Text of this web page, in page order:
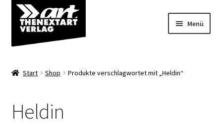
Zur
Navigation
springen
Zum
Inhalt
springen
Menü
Über uns
Start Shop Produkte verschlagwortet mit „Heldin“
Heldin